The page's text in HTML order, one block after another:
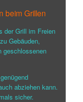
beim Grillen
der Grill im Freien
Gebäuden,
geschlossenen
abziehen kann.
sicher.